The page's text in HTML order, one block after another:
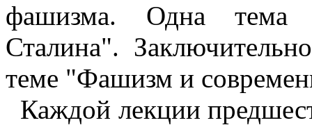
фашизма. Одна тема
Сталина".
теме "Фашизм и
Каждой лекции